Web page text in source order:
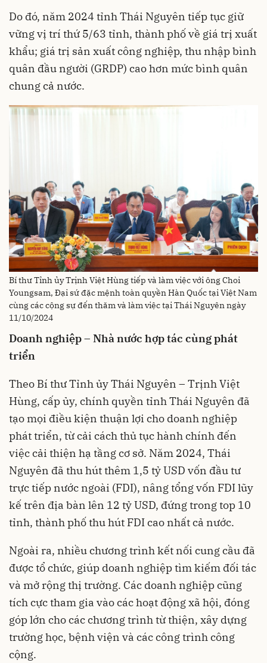
Do đó, năm 2024 tỉnh Thái Nguyên tiếp tục giữ
vững vị trí thứ 5/63 tỉnh, thành phố về giá trị xuất
khẩu; giá trị sản xuất công nghiệp, thu nhập bình
quân đầu người (GRDP) cao hơn mức bình quân
chung cả nước.
Bí thư Tỉnh ủy Trịnh Việt Hùng tiếp và làm việc với ông Choi
Youngsam, Đại sứ đặc mệnh toàn quyền Hàn Quốc tại Việt Nam
cùng các cộng sự đến thăm và làm việc tại Thái Nguyên ngày
11/10/2024
Doanh nghiệp – Nhà nước hợp tác cùng phát
triển
Theo Bí thư Tỉnh ủy Thái Nguyên – Trịnh Việt
Hùng, cấp ủy, chính quyền tỉnh Thái Nguyên đã
tạo mọi điều kiện thuận lợi cho doanh nghiệp
phát triển, từ cải cách thủ tục hành chính đến
việc cải thiện hạ tầng cơ sở. Năm 2024, Thái
Nguyên đã thu hút thêm 1,5 tỷ USD vốn đầu tư
trực tiếp nước ngoài (FDI), nâng tổng vốn FDI lũy
kế trên địa bàn lên 12 tỷ USD, đứng trong top 10
tỉnh, thành phố thu hút FDI cao nhất cả nước.
Ngoài ra, nhiều chương trình kết nối cung cầu đã
được tổ chức, giúp doanh nghiệp tìm kiếm đối tác
và mở rộng thị trường. Các doanh nghiệp cũng
tích cực tham gia vào các hoạt động xã hội, đóng
góp lớn cho các chương trình từ thiện, xây dựng
trường học, bệnh viện và các công trình công
cộng.